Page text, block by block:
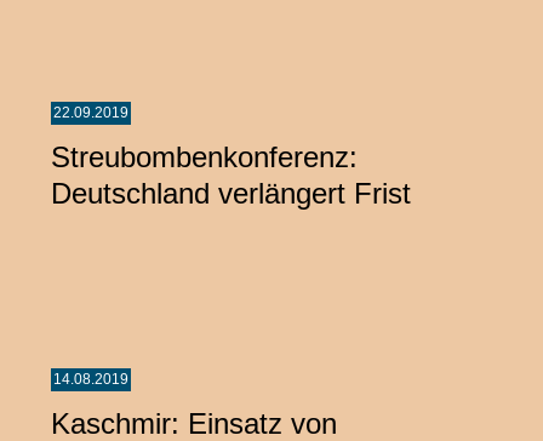
22.09.2019
Streubombenkonferenz:
Deutschland verlängert Frist
14.08.2019
Kaschmir: Einsatz von